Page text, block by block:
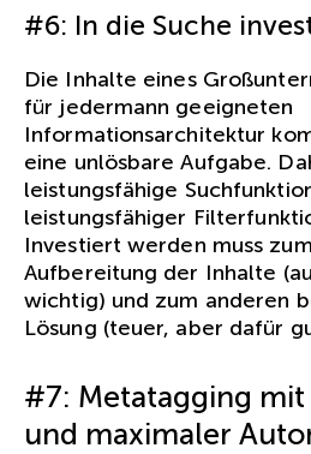
#6: In die Suche
Die Inhalte eines
für jedermann geeigneten
Informationsarchitektur
eine unlösbare Aufgabe.
leistungsfähige
leistungsfähiger
Investiert werden muss
Aufbereitung der Inhalte
wichtig) und zum anderen
Lösung (teuer, aber dafür
#7: Metatagging
und maximaler